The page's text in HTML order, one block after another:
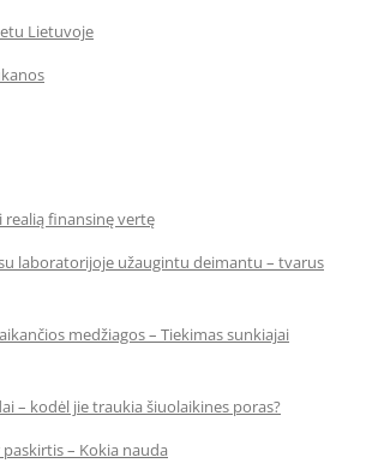
Lietuvoje
finansinę vertę
laboratorijoje užaugintu deimantu – tvarus
medžiagos – Tiekimas sunkiajai
– kodėl jie traukia šiuolaikines poras?
– Kokia nauda